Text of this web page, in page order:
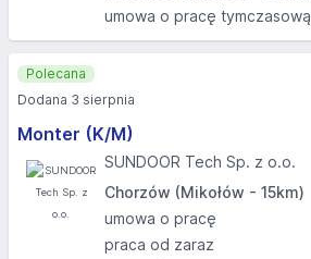
umowa o pracę tymczasową
Monter (K/M)
SUNDOOR Tech Sp. z o.o.
Chorzów (Mikołów - 15km)
umowa o pracę
praca od zaraz
Polecana
Dodana 3 sierpnia